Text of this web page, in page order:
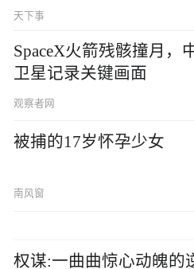
天下事
SpaceX火箭残骸撞月，
卫星记录关键画面
观察者网
被捕的17岁怀孕少女
南风窗
权谋:一曲曲惊心动魄的